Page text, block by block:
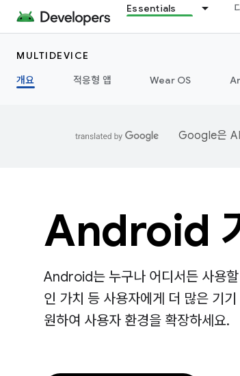
Essentials
MULTIDEVICE
개요
적응형 앱 Wear OS
Google은 AI
Android
Android는 누구나 어디서든 사용
인 가치 등 사용자에게 더 많은 기
원하여 사용자 환경을 확장하세요.